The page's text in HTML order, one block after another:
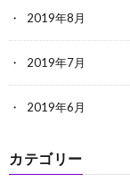
2019年8月
2019年7月
2019年6月
カテゴリー